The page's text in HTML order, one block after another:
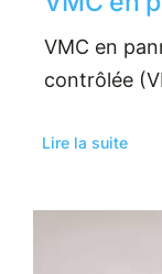
VMC en
contrôlée
Lire la suite